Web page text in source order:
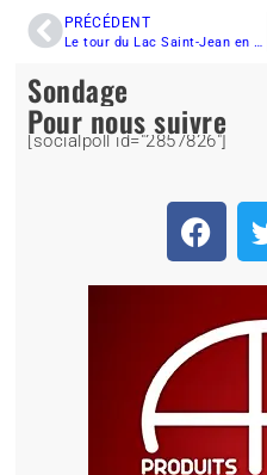
PRÉCÉDENT
Le tour du Lac Saint-Jean en quad – Partie 2
Sondage
[socialpoll id="2857826"]
Pour nous suivre